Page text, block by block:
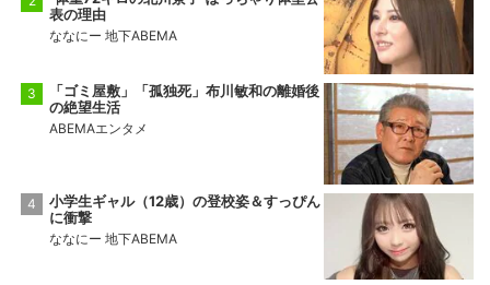
表の理由
ななにー 地下ABEMA
「ゴミ屋敷」「孤独死」布川敏和の離婚後
の絶望生活
ABEMAエンタメ
小学生ギャル（12歳）の登校姿＆すっぴん
に衝撃
ななにー 地下ABEMA